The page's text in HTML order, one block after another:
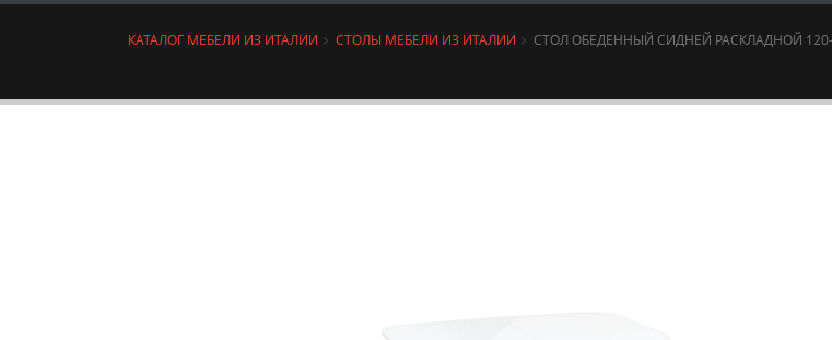
КАТАЛОГ МЕБЕЛИ ИЗ ИТАЛИИ СТОЛЫ МЕБЕЛИ ИЗ ИТАЛИИ СТОЛ ОБЕДЕННЫЙ СИДНЕЙ РАСКЛАДНОЙ